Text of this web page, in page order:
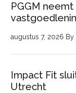
PGGM
augustus 7, 2026 By
Impact Fit
Utrecht